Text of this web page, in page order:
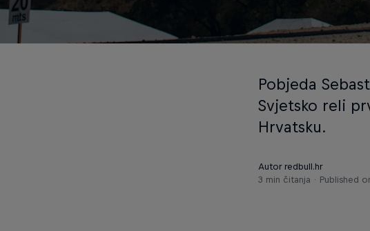
Pobjeda
Svjetsko reli
Hrvatsku.
Autor redbull.hr
3 min čitanja
Published